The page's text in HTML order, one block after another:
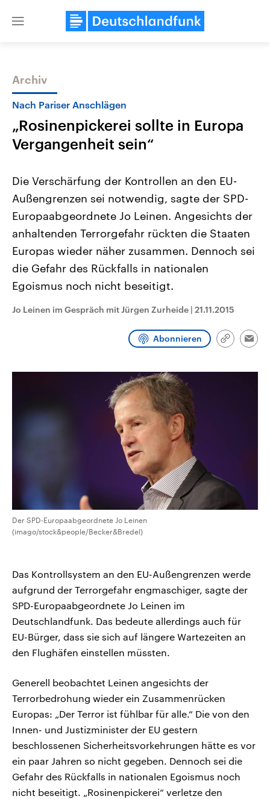
Close
Themen
Landtagswahl Sachsen-Anhalt
2026
Alle Informationen
Sachsen-Anhalt wählt am 6.
September 2026 einen neuen
Landtag. Seit 2021 wird das
Bundesland von einer Koalition aus
Umfragen, Prognosen,
und Hintergründe zu den Parteien
und Kandidaten der anstehenden
USA
Aktuelle Beiträge,
Hintergründe
Wirtschaftlich und
gehören die Vereinigten
den mächtigsten Ländern
mit großem Einfluss auf
Sendungen Programm Podcasts
Archiv
Nach Pariser Anschlägen
„Rosinenpickerei sollte in Europa
Vergangenheit sein“
Die Verschärfung der Kontrollen an den EU-
Außengrenzen sei notwendig, sagte der SPD-
Europaabgeordnete Jo Leinen. Angesichts der
anhaltenden Terrorgefahr rückten die Staaten
Europas wieder näher zusammen. Dennoch sei
die Gefahr des Rückfalls in nationalen
Egoismus noch nicht beseitigt.
Jo Leinen im Gespräch mit Jürgen Zurheide | 21.11.2015
Abonnieren
Link
Der SPD-Europaabgeordnete Jo Leinen
(imago/stock&people/Becker&Bredel)
Das Kontrollsystem an den EU-Außengrenzen werde
aufgrund der Terrorgefahr engmaschiger, sagte der
SPD-Europaabgeordnete Jo Leinen im
Deutschlandfunk. Das bedeute allerdings auch für
EU-Bürger, dass sie sich auf längere Wartezeiten an
den Flughäfen einstellen müssten.
Generell beobachtet Leinen angesichts der
Terrorbedrohung wieder ein Zusammenrücken
Europas: „Der Terror ist fühlbar für alle.“ Die von den
Innen- und Justizminister der EU gestern
beschlossenen Sicherheitsvorkehrungen hätte es vor
ein paar Jahren so nicht gegeben. Dennoch sei die
Gefahr des Rückfalls in nationalen Egoismus noch
nicht beseitigt. „Rosinenpickerei“ verletze den